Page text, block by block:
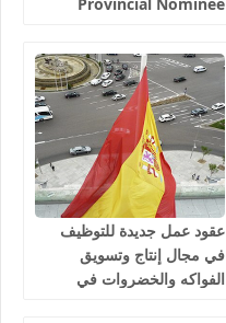
عقود عمل جديدة للتوظيف
في مجال إنتاج وتسويق
الفواكه والخضروات في